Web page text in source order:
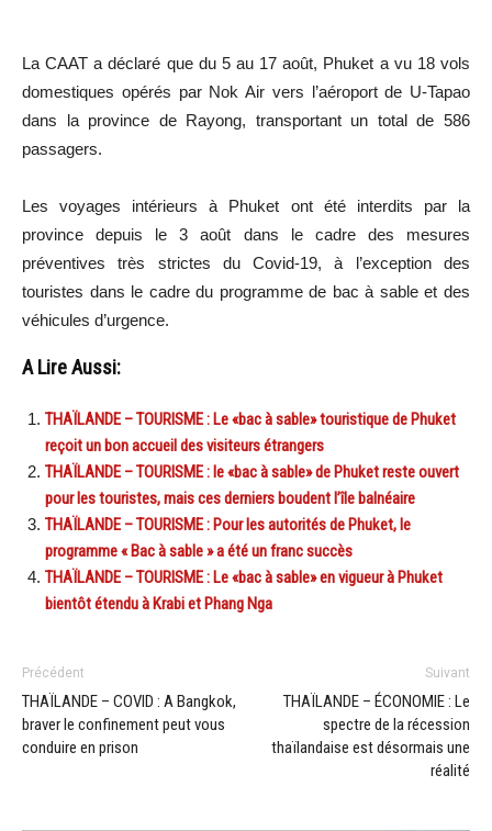
La CAAT a déclaré que du 5 au 17 août, Phuket a vu 18 vols
domestiques opérés par Nok Air vers l’aéroport de U-Tapao
dans la province de Rayong, transportant un total de 586
passagers.
Les voyages intérieurs à Phuket ont été interdits par la
province depuis le 3 août dans le cadre des mesures
préventives très strictes du Covid-19, à l’exception des
touristes dans le cadre du programme de bac à sable et des
véhicules d’urgence.
A Lire Aussi:
THAÏLANDE – TOURISME : Le «bac à sable» touristique de Phuket
reçoit un bon accueil des visiteurs étrangers
THAÏLANDE – TOURISME : le «bac à sable» de Phuket reste ouvert
pour les touristes, mais ces derniers boudent l’île balnéaire
THAÏLANDE – TOURISME : Pour les autorités de Phuket, le
programme « Bac à sable » a été un franc succès
THAÏLANDE – TOURISME : Le «bac à sable» en vigueur à Phuket
bientôt étendu à Krabi et Phang Nga
Précédent
THAÏLANDE – COVID : A Bangkok,
braver le confinement peut vous
conduire en prison
Suivant
THAÏLANDE – ÉCONOMIE : Le
spectre de la récession
thaïlandaise est désormais une
réalité